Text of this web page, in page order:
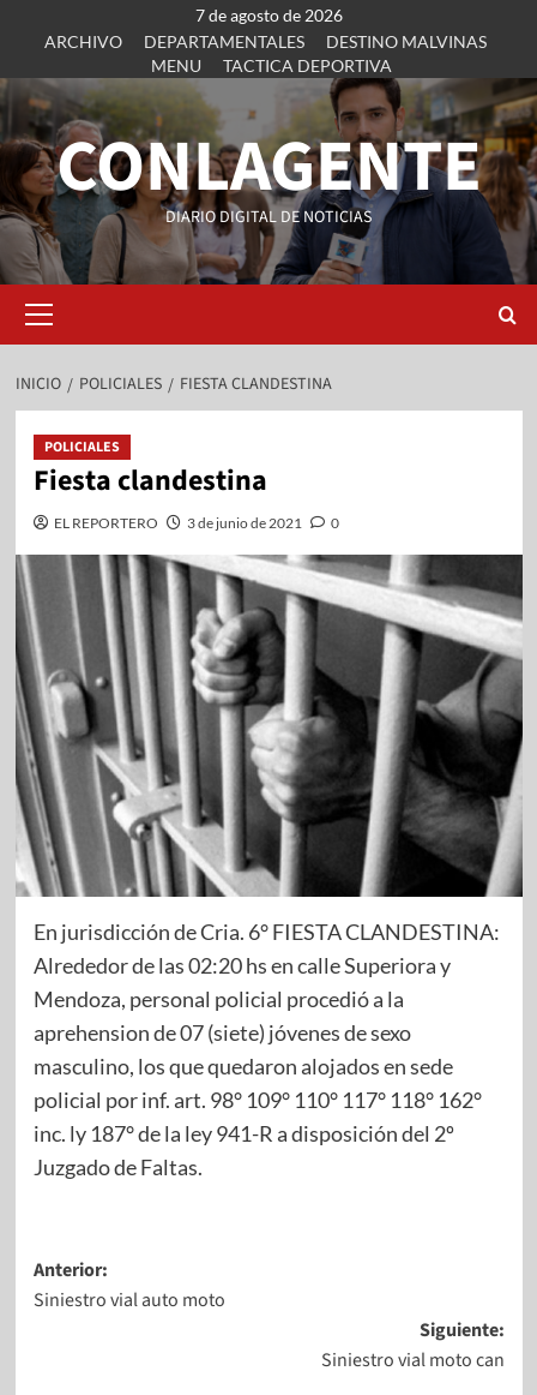
7 de agosto de 2026
ARCHIVO
DEPARTAMENTALES
DESTINO MALVINAS
MENU
TACTICA DEPORTIVA
CONLAGENTE
DIARIO DIGITAL DE NOTICIAS
INICIO POLICIALES FIESTA CLANDESTINA
POLICIALES
Fiesta clandestina
EL REPORTERO 3 de junio de 2021 0
En jurisdicción de Cria. 6° FIESTA CLANDESTINA:
Alrededor de las 02:20 hs en calle Superiora y
Mendoza, personal policial procedió a la
aprehension de 07 (siete) jóvenes de sexo
masculino, los que quedaron alojados en sede
policial por inf. art. 98° 109° 110° 117° 118° 162°
inc. ly 187° de la ley 941-R a disposición del 2º
Juzgado de Faltas.
Anterior:
Siniestro vial auto moto
Siguiente:
Siniestro vial moto can